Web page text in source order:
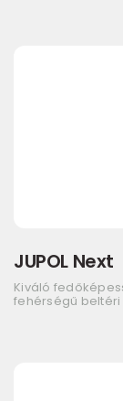
JUPOL Next
Kiváló
fehérségű